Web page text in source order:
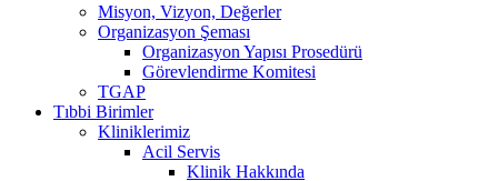
Misyon, Vizyon, Değerler
Organizasyon Şeması
Organizasyon Yapısı Prosedürü
Görevlendirme Komitesi
TGAP
Tıbbi Birimler
Kliniklerimiz
Acil Servis
Klinik Hakkında